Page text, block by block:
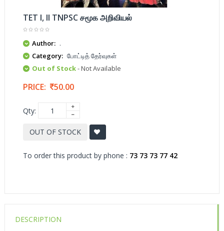
TET I, II TNPSC சமூக அறிவியல்
Author: .
Category: போட்டித் தேர்வுகள்
Out of Stock- Not Available
PRICE: 50.00
Qty:
OUT OF STOCK
To order this product by phone : 73 73 73 77 42
DESCRIPTION